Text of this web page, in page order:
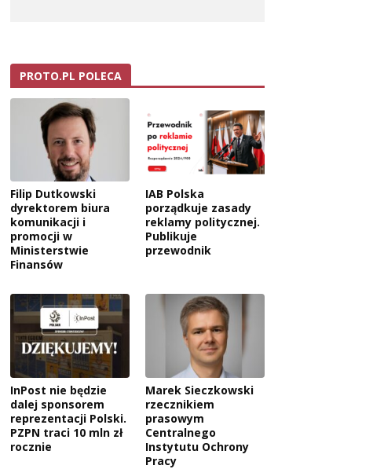
PROTO.PL POLECA
Filip Dutkowski
dyrektorem biura
komunikacji i
promocji w
Ministerstwie
Finansów
IAB Polska
porządkuje zasady
reklamy politycznej.
Publikuje
przewodnik
InPost nie będzie
dalej sponsorem
reprezentacji Polski.
PZPN traci 10 mln zł
rocznie
Marek Sieczkowski
rzecznikiem
prasowym
Centralnego
Instytutu Ochrony
Pracy